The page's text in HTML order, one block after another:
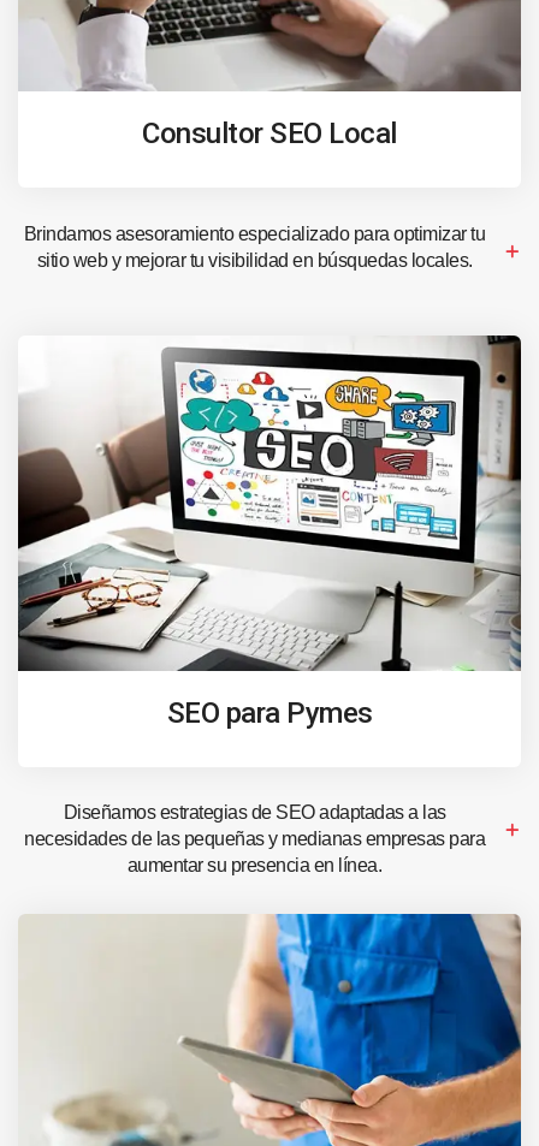
Consultor SEO Local
Brindamos asesoramiento especializado para optimizar tu
sitio web y mejorar tu visibilidad en búsquedas locales.
SEO para Pymes
Diseñamos estrategias de SEO adaptadas a las
necesidades de las pequeñas y medianas empresas para
aumentar su presencia en línea.